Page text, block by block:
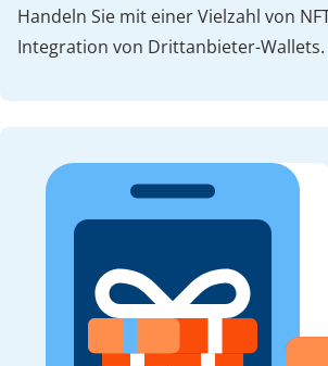
Handeln Sie mit einer Vielzahl von
Integration von Drittanbieter-Wallets.